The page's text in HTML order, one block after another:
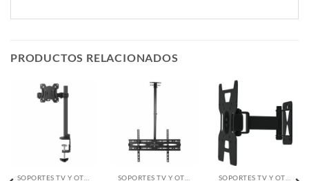
PRODUCTOS RELACIONADOS